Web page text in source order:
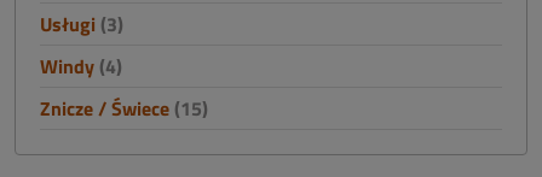
Usługi (3)
Windy (4)
Znicze / Świece (15)